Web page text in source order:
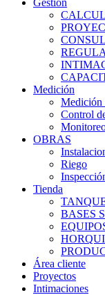
Gestión
Medición
Medición
Control
OBRAS
Riego
Tienda
BASES
Área cliente
Proyectos
Intimaciones